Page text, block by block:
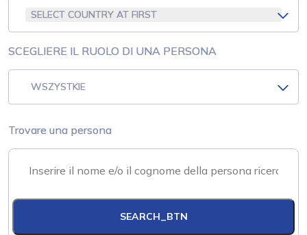
SELECT COUNTRY AT FIRST
SCEGLIERE IL RUOLO DI UNA PERSONA
WSZYSTKIE
Trovare una persona
SEARCH_BTN